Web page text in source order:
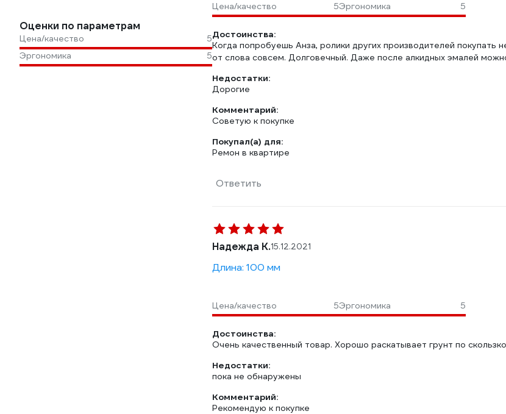
Оценки по параметрам
Цена/качество
5
Эргономика
5
Цена/качество 5Эргономика 5
Достоинства:
Когда попробуешь Анза, ролики других производителей покупать
от слова совсем. Долговечный. Даже после алкидных эмалей
Недостатки:
Дорогие
Комментарий:
Советую к покупке
Покупал(а) для:
Ремон в квартире
Ответить
Надежда К.15.12.2021
Длина: 100 мм
Цена/качество 5Эргономика 5
Достоинства:
Очень качественный товар. Хорошо раскатывает грунт по
Недостатки:
пока не обнаружены
Комментарий:
Рекомендую к покупке